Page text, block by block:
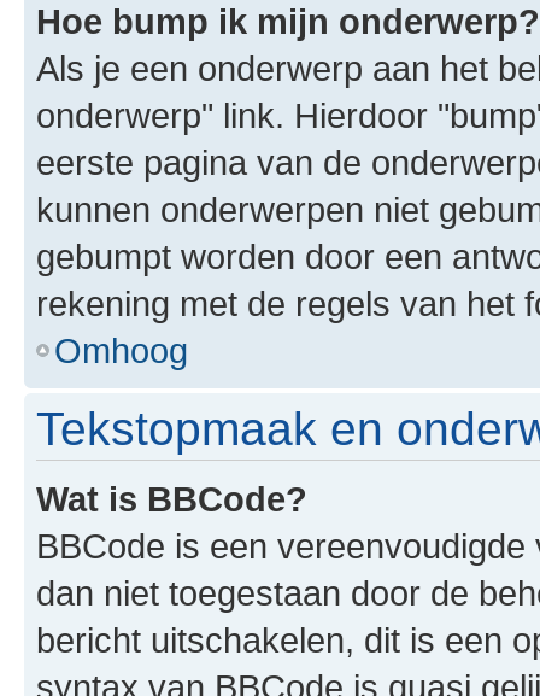
Hoe bump ik mijn onderwerp?
Als je een onderwerp aan het
onderwerp" link. Hierdoor
eerste pagina van de
kunnen onderwerpen niet
gebumpt worden door een
rekening met de regels van het
Omhoog
Tekstopmaak en
Wat is BBCode?
BBCode is een
dan niet toegestaan door de
bericht uitschakelen, dit is een
syntax van BBCode is quasi